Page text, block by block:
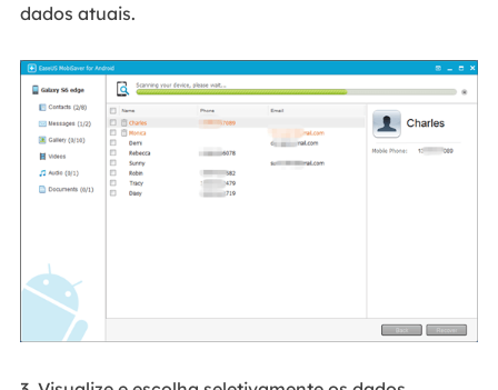
dados atuais.